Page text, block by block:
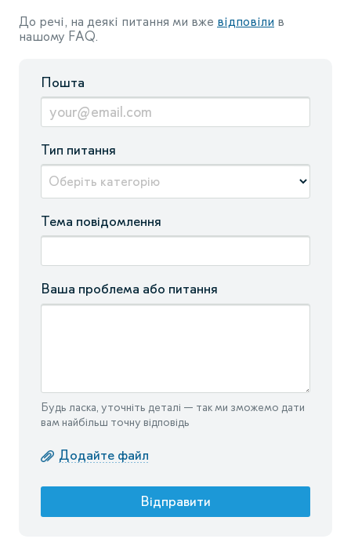
До речі, на деякі питання ми вже відповіли в
нашому FAQ.
Пошта
Тип питання
Оберіть категорію
Тема повідомлення
Ваша проблема або питання
Будь ласка, уточніть деталі — так ми зможемо дати
вам найбільш точну відповідь
Додайте файл
Відправити